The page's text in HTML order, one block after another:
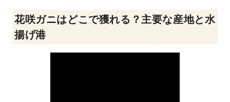
花咲ガニはどこで獲れる？主要な産地と水
揚げ港